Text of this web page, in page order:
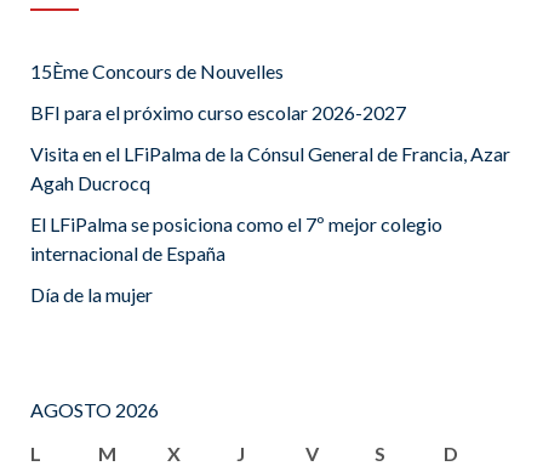
15Ème Concours de Nouvelles
BFI para el próximo curso escolar 2026-2027
Visita en el LFiPalma de la Cónsul General de Francia, Azar
Agah Ducrocq
El LFiPalma se posiciona como el 7º mejor colegio
internacional de España
Día de la mujer
AGOSTO 2026
L
M X J V S
D